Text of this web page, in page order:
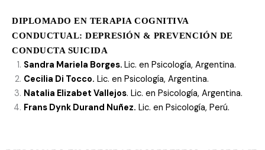
DIPLOMADO EN TERAPIA COGNITIVA
CONDUCTUAL: DEPRESIÓN & PREVENCIÓN DE
CONDUCTA SUICIDA
Sandra Mariela Borges. Lic. en Psicología, Argentina.
Cecilia Di Tocco. Lic. en Psicología, Argentina.
Natalia Elizabet Vallejos. Lic. en Psicología, Argentina.
Frans Dynk Durand Nuñez. Lic. en Psicología, Perú.